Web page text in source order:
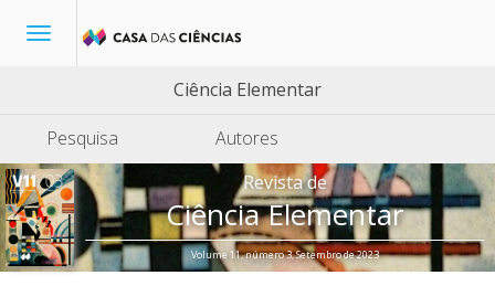
Toggle
Ciência Elementar
Pesquisa
Autores
Revista de
Ciência Elementar
Volume 11, número 3, Setembro de 2023